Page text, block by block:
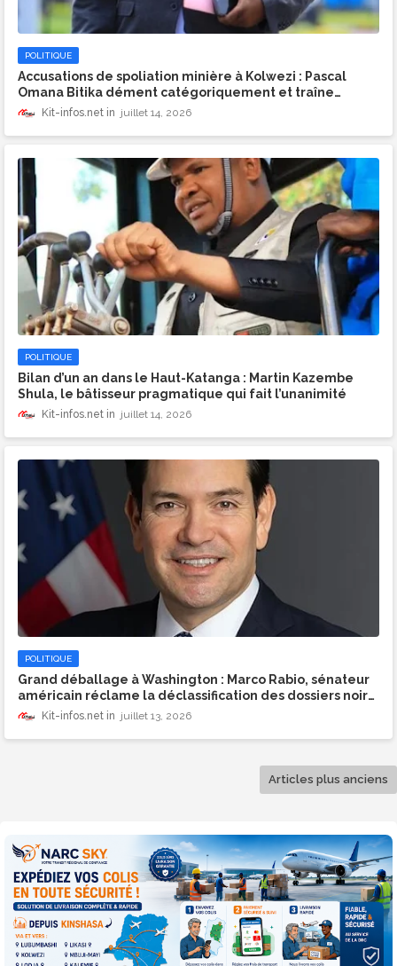
POLITIQUE
​Accusations de spoliation minière à Kolwezi : Pascal
Omana Bitika dément catégoriquement et traîne
Gauthier Sey en justice !
Kit-infos.net juillet 14, 2026
POLITIQUE
​Bilan d’un an dans le Haut-Katanga : Martin Kazembe
Shula, le bâtisseur pragmatique qui fait l’unanimité
Kit-infos.net juillet 14, 2026
POLITIQUE
Grand déballage à Washington : Marco Rabio, sénateur
américain réclame la déclassification des dossiers noirs
de Paul Kagame
Kit-infos.net juillet 13, 2026
Articles plus anciens